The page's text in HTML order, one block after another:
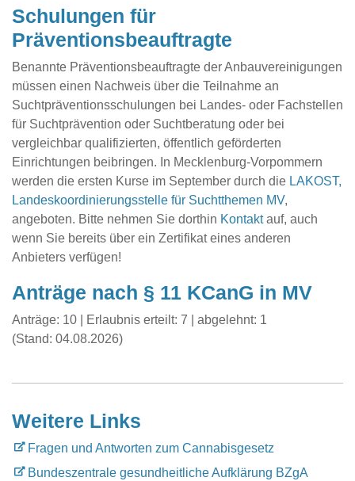
Schulungen für
Präventionsbeauftragte
Benannte Präventionsbeauftragte der Anbauvereinigungen
müssen einen Nachweis über die Teilnahme an
Suchtpräventionsschulungen bei Landes- oder Fachstellen
für Suchtprävention oder Suchtberatung oder bei
vergleichbar qualifizierten, öffentlich geförderten
Einrichtungen beibringen. In Mecklenburg-Vorpommern
werden die ersten Kurse im September durch die LAKOST,
Landeskoordinierungsstelle für Suchtthemen MV,
angeboten. Bitte nehmen Sie dorthin Kontaktauf, auch
wenn Sie bereits über ein Zertifikat eines anderen
Anbieters verfügen!
Anträge nach § 11 KCanG in MV
Anträge: 10 | Erlaubnis erteilt: 7 | abgelehnt: 1
(Stand: 04.08.2026)
Weitere Links
Fragen und Antworten zum Cannabisgesetz
Bundeszentrale gesundheitliche Aufklärung BZgA